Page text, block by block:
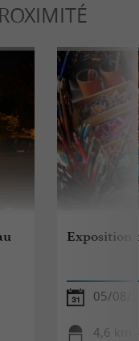
Exposition
05/08/
4,6 km